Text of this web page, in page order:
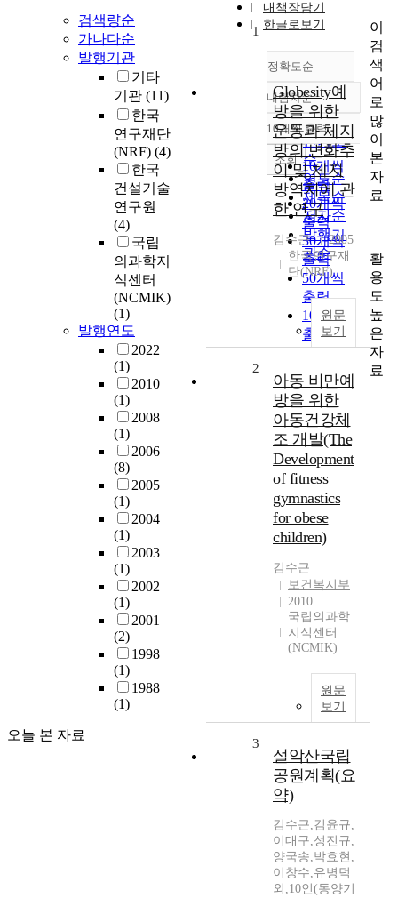
검색량순
가나다순
발행기관
기타
기관 (11)
한국
연구재단
(NRF) (4)
한국
건설기술
연구원
(4)
국립
의과학지
식센터
(NCMIK)
(1)
발행연도
2022
(1)
2010
(1)
2008
(1)
2006
(8)
2005
(1)
2004
(1)
2003
(1)
2002
(1)
2001
(2)
1998
(1)
1988
(1)
오늘 본 자료
내책장담기
한글로보기
정확도순
정확도
순
인기도
순
연도순
제목순
저자순
발행기
관순
내림차순
내림차순
10개씩 출력
10개씩
출력
20개씩
출력
30개씩
출력
50개씩
출력
100개씩
출력
조회
1
Globesity예
방을 위한
운동과 체지
방의 변화추
이 및 체지
방역치에 관
한 연구
김수근
2005
한국연구재
단(NRF)
원문
보기
2
아동 비만예
방을 위한
아동건강체
조 개발(The
Development
of fitness
gymnastics
for obese
children)
김수근
보건복지부
2010
국립의과학
지식센터
(NCMIK)
원문
보기
3
설악산국립
공원계획(요
약)
김수근,김윤규,
이대구,성진규,
양국송,박효현 ,
이창수,유병덕
외 ,10인(동양기
이
검
색
어
로
많
이
본
자
료
활
용
도
높
은
자
료